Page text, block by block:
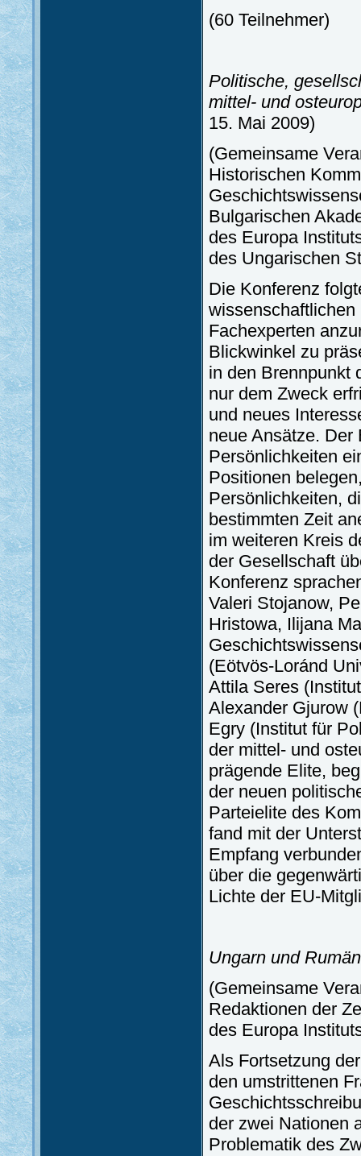
(60 Teilnehmer)
Politische,
mittel- und
15. Mai 2009)
(Gemeinsame
Historischen
Bulgarischen
des Europa
des Ungarischen
Die Konferenz
Fachexperten
Blickwinkel zu
in den Brennpunkt
nur dem Zweck
und neues
neue Ansätze. Der
Persönlichkeiten
Positionen
Persönlichkeiten,
bestimmten Zeit
im weiteren Kreis
der Gesellschaft
Konferenz
Valeri Stojanow,
Hristowa, Ilijana
(Eötvös-Loránd
Attila Seres
Alexander Gjurow
Egry (Institut für
der mittel- und
prägende Elite,
der neuen
Parteielite des
fand mit der
Empfang
über die
Lichte der EU-
Ungarn und
(Gemeinsame
Redaktionen der
des Europa
Als Fortsetzung
den umstrittenen
der zwei Nationen
Problematik des